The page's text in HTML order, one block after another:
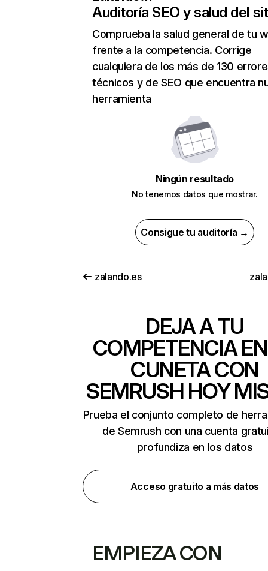
Auditoría SEO y salud del
Comprueba la salud general de tu
frente a la competencia. Corrige
cualquiera de los más de 130
técnicos y de SEO que encuentra
herramienta
Ningún resultado
No tenemos datos que mostrar.
Consigue tu auditoría →
zalando.es
DEJA A TU
COMPETENCIA
CUNETA CON
SEMRUSH HOY
Prueba el conjunto completo de
de Semrush con una cuenta
profundiza en los datos
Acceso gratuito a más datos
EMPIEZA CON